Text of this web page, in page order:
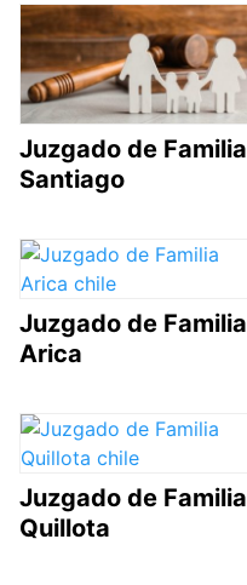
Juzgado de Familia
Santiago
Juzgado de Familia
Arica
Juzgado de Familia
Quillota